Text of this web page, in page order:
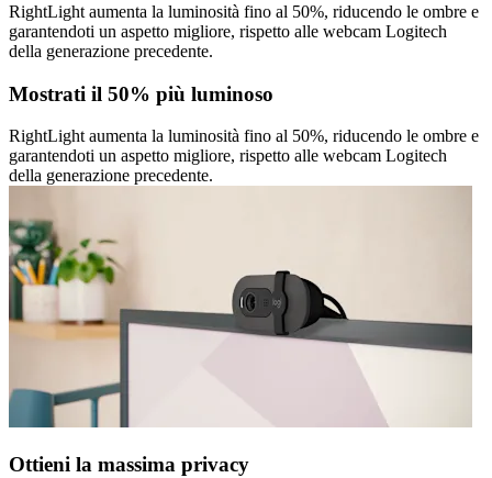
RightLight aumenta la luminosità fino al 50%, riducendo le ombre e
garantendoti un aspetto migliore, rispetto alle webcam Logitech
della generazione precedente.
Mostrati il 50% più luminoso
RightLight aumenta la luminosità fino al 50%, riducendo le ombre e
garantendoti un aspetto migliore, rispetto alle webcam Logitech
della generazione precedente.
Ottieni la massima privacy